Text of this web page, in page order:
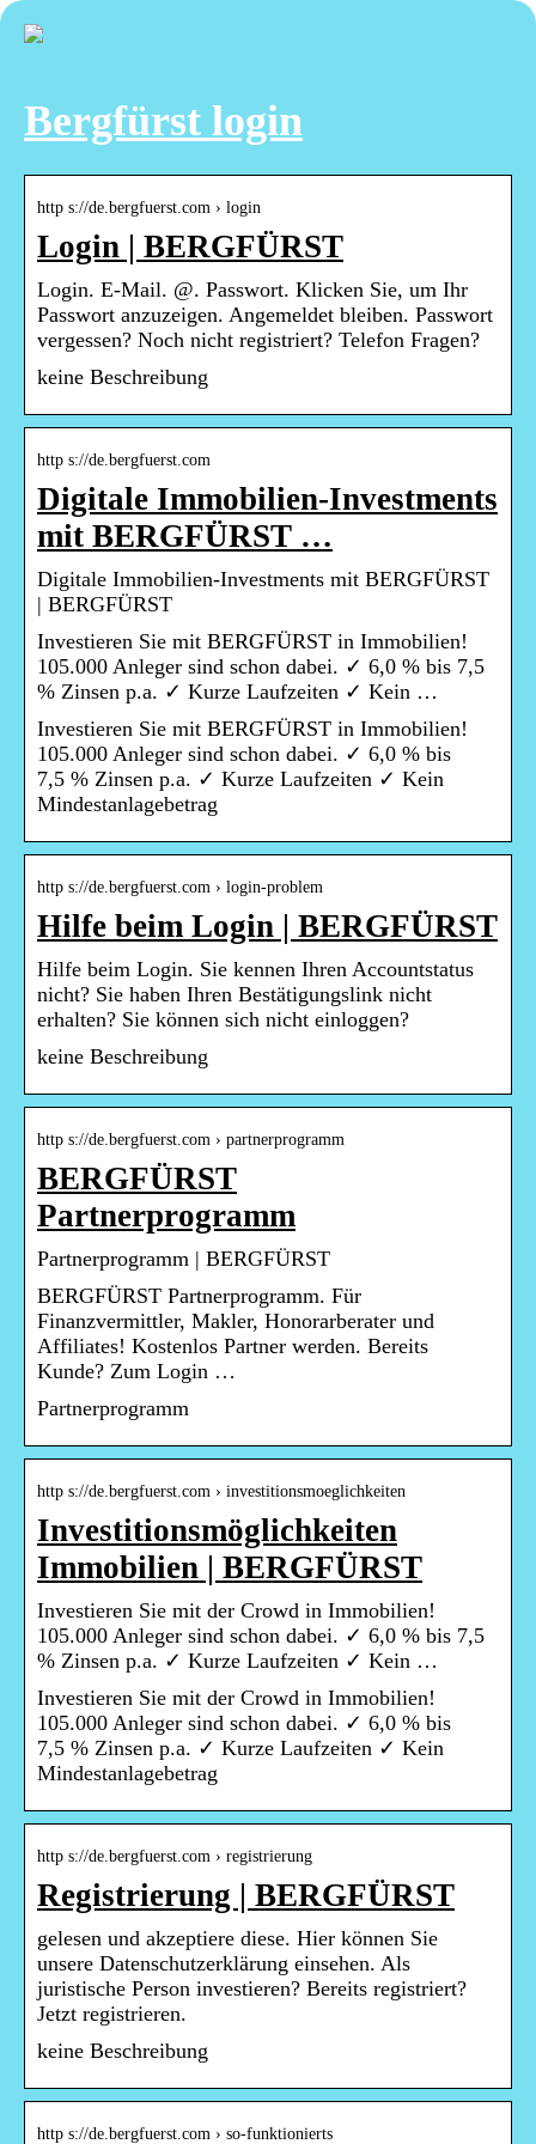
Bergfürst login
http s://de.bergfuerst.com › login
Login | BERGFÜRST
Login. E-Mail. @. Passwort. Klicken Sie, um Ihr
Passwort anzuzeigen. Angemeldet bleiben. Passwort
vergessen? Noch nicht registriert? Telefon Fragen?
keine Beschreibung
http s://de.bergfuerst.com
Digitale Immobilien-Investments
mit BERGFÜRST …
Digitale Immobilien-Investments mit BERGFÜRST
| BERGFÜRST
Investieren Sie mit BERGFÜRST in Immobilien!
105.000 Anleger sind schon dabei. ✓ 6,0 % bis 7,5
% Zinsen p.a. ✓ Kurze Laufzeiten ✓ Kein …
Investieren Sie mit BERGFÜRST in Immobilien!
105.000 Anleger sind schon dabei. ✓ 6,0 % bis
7,5 % Zinsen p.a. ✓ Kurze Laufzeiten ✓ Kein
Mindestanlagebetrag
http s://de.bergfuerst.com › login-problem
Hilfe beim Login | BERGFÜRST
Hilfe beim Login. Sie kennen Ihren Accountstatus
nicht? Sie haben Ihren Bestätigungslink nicht
erhalten? Sie können sich nicht einloggen?
keine Beschreibung
http s://de.bergfuerst.com › partnerprogramm
BERGFÜRST
Partnerprogramm
Partnerprogramm | BERGFÜRST
BERGFÜRST Partnerprogramm. Für
Finanzvermittler, Makler, Honorarberater und
Affiliates! Kostenlos Partner werden. Bereits
Kunde? Zum Login …
Partnerprogramm
http s://de.bergfuerst.com › investitionsmoeglichkeiten
Investitionsmöglichkeiten
Immobilien | BERGFÜRST
Investieren Sie mit der Crowd in Immobilien!
105.000 Anleger sind schon dabei. ✓ 6,0 % bis 7,5
% Zinsen p.a. ✓ Kurze Laufzeiten ✓ Kein …
Investieren Sie mit der Crowd in Immobilien!
105.000 Anleger sind schon dabei. ✓ 6,0 % bis
7,5 % Zinsen p.a. ✓ Kurze Laufzeiten ✓ Kein
Mindestanlagebetrag
http s://de.bergfuerst.com › registrierung
Registrierung | BERGFÜRST
gelesen und akzeptiere diese. Hier können Sie
unsere Datenschutzerklärung einsehen. Als
juristische Person investieren? Bereits registriert?
Jetzt registrieren.
keine Beschreibung
http s://de.bergfuerst.com › so-funktionierts